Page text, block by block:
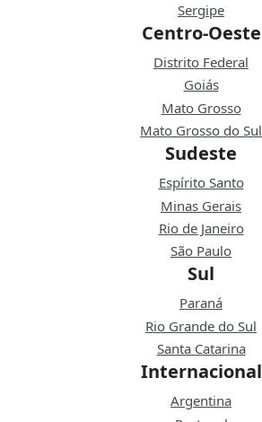
Sergipe
Centro-Oeste
Distrito Federal
Goiás
Mato Grosso
Mato Grosso do Sul
Sudeste
Espírito Santo
Minas Gerais
Rio de Janeiro
São Paulo
Sul
Paraná
Rio Grande do Sul
Santa Catarina
Internacional
Argentina